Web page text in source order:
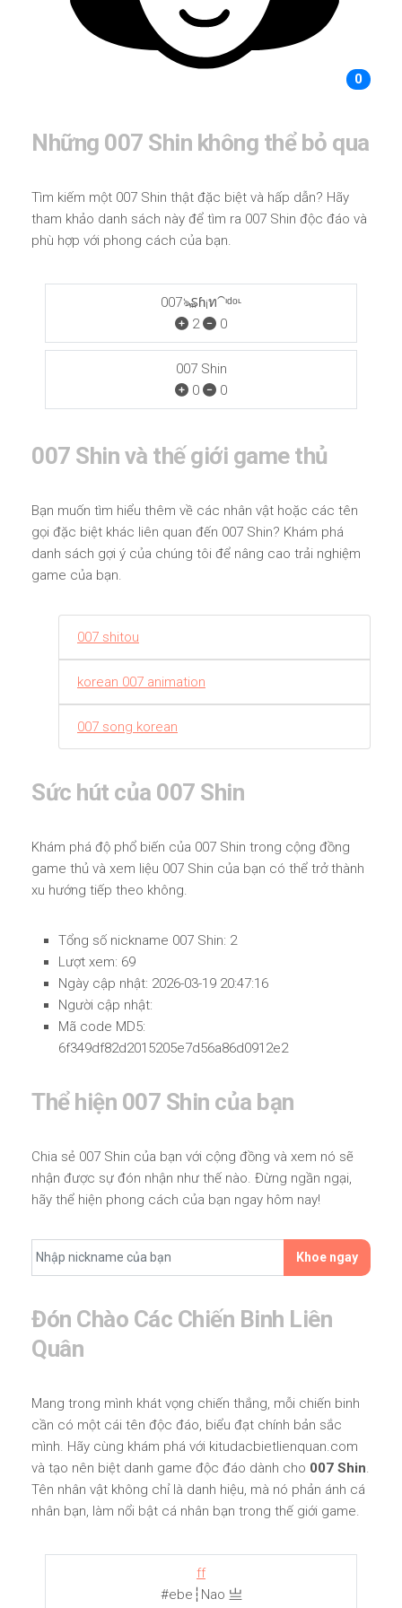
0
Những 007 Shin không thể bỏ qua
Tìm kiếm một 007 Shin thật đặc biệt và hấp dẫn? Hãy
tham khảo danh sách này để tìm ra 007 Shin độc đáo và
phù hợp với phong cách của bạn.
007ঌ₷ɦ¡ท⁀ᶦᵈᵒᶫ
2
0
007 Shin
0
0
007 Shin và thế giới game thủ
Bạn muốn tìm hiểu thêm về các nhân vật hoặc các tên
gọi đặc biệt khác liên quan đến 007 Shin? Khám phá
danh sách gợi ý của chúng tôi để nâng cao trải nghiệm
game của bạn.
007 shitou
korean 007 animation
007 song korean
Sức hút của 007 Shin
Khám phá độ phổ biến của 007 Shin trong cộng đồng
game thủ và xem liệu 007 Shin của bạn có thể trở thành
xu hướng tiếp theo không.
Tổng số nickname 007 Shin: 2
Lượt xem: 69
Ngày cập nhật: 2026-03-19 20:47:16
Người cập nhật:
Mã code MD5:
6f349df82d2015205e7d56a86d0912e2
Thể hiện 007 Shin của bạn
Chia sẻ 007 Shin của bạn với cộng đồng và xem nó sẽ
nhận được sự đón nhận như thế nào. Đừng ngần ngại,
hãy thể hiện phong cách của bạn ngay hôm nay!
Khoe ngay
Đón Chào Các Chiến Binh Liên
Quân
Mang trong mình khát vọng chiến thắng, mỗi chiến binh
cần có một cái tên độc đáo, biểu đạt chính bản sắc
mình. Hãy cùng khám phá với kitudacbietlienquan.com
và tạo nên biệt danh game độc đáo dành cho 007 Shin.
Tên nhân vật không chỉ là danh hiệu, mà nó phản ánh cá
nhân bạn, làm nổi bật cá nhân bạn trong thế giới game.
ff
#ebe┆Nao 亗